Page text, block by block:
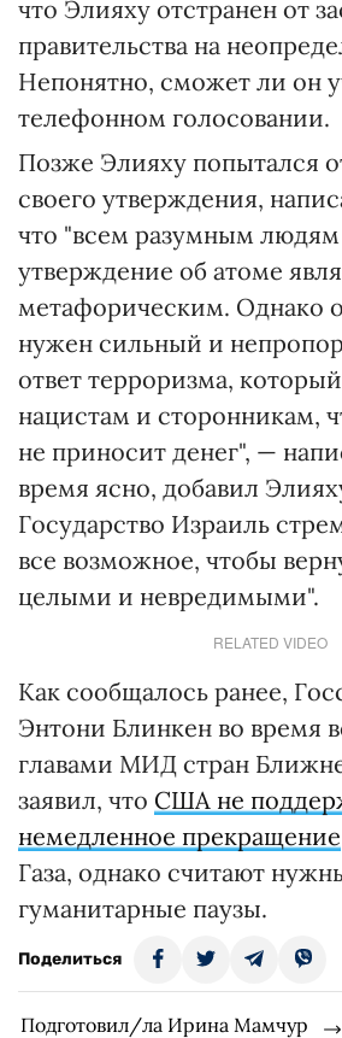
что Элияху отстранен от
правительства на
Непонятно, сможет ли он
телефонном голосовании.
Позже Элияху попытался
своего утверждения,
что "всем разумным людям
утверждение об атоме
метафорическим. Однако
нужен сильный и
ответ терроризма,
нацистам и сторонникам,
не приносит денег", —
время ясно, добавил
Государство Израиль
все возможное, чтобы
целыми и невредимыми".
RELATED VIDEO
Как сообщалось ранее,
Энтони Блинкен во время
главами МИД стран
заявил, что США не
немедленное прекращение
Газа, однако считают
гуманитарные паузы.
Поделиться
Подготовил/ла Ирина Мамчур